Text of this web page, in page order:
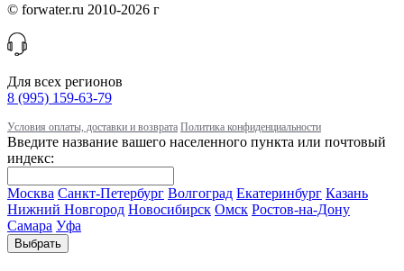
© forwater.ru 2010-2026 г
Для всех регионов
8 (995) 159-63-79
Условия оплаты, доставки и возврата Политика конфиденциальности
Введите название вашего населенного пункта или почтовый
индекс:
Москва Санкт-Петербург Волгоград Екатеринбург Казань
Нижний Новгород Новосибирск Омск Ростов-на-Дону
Самара Уфа